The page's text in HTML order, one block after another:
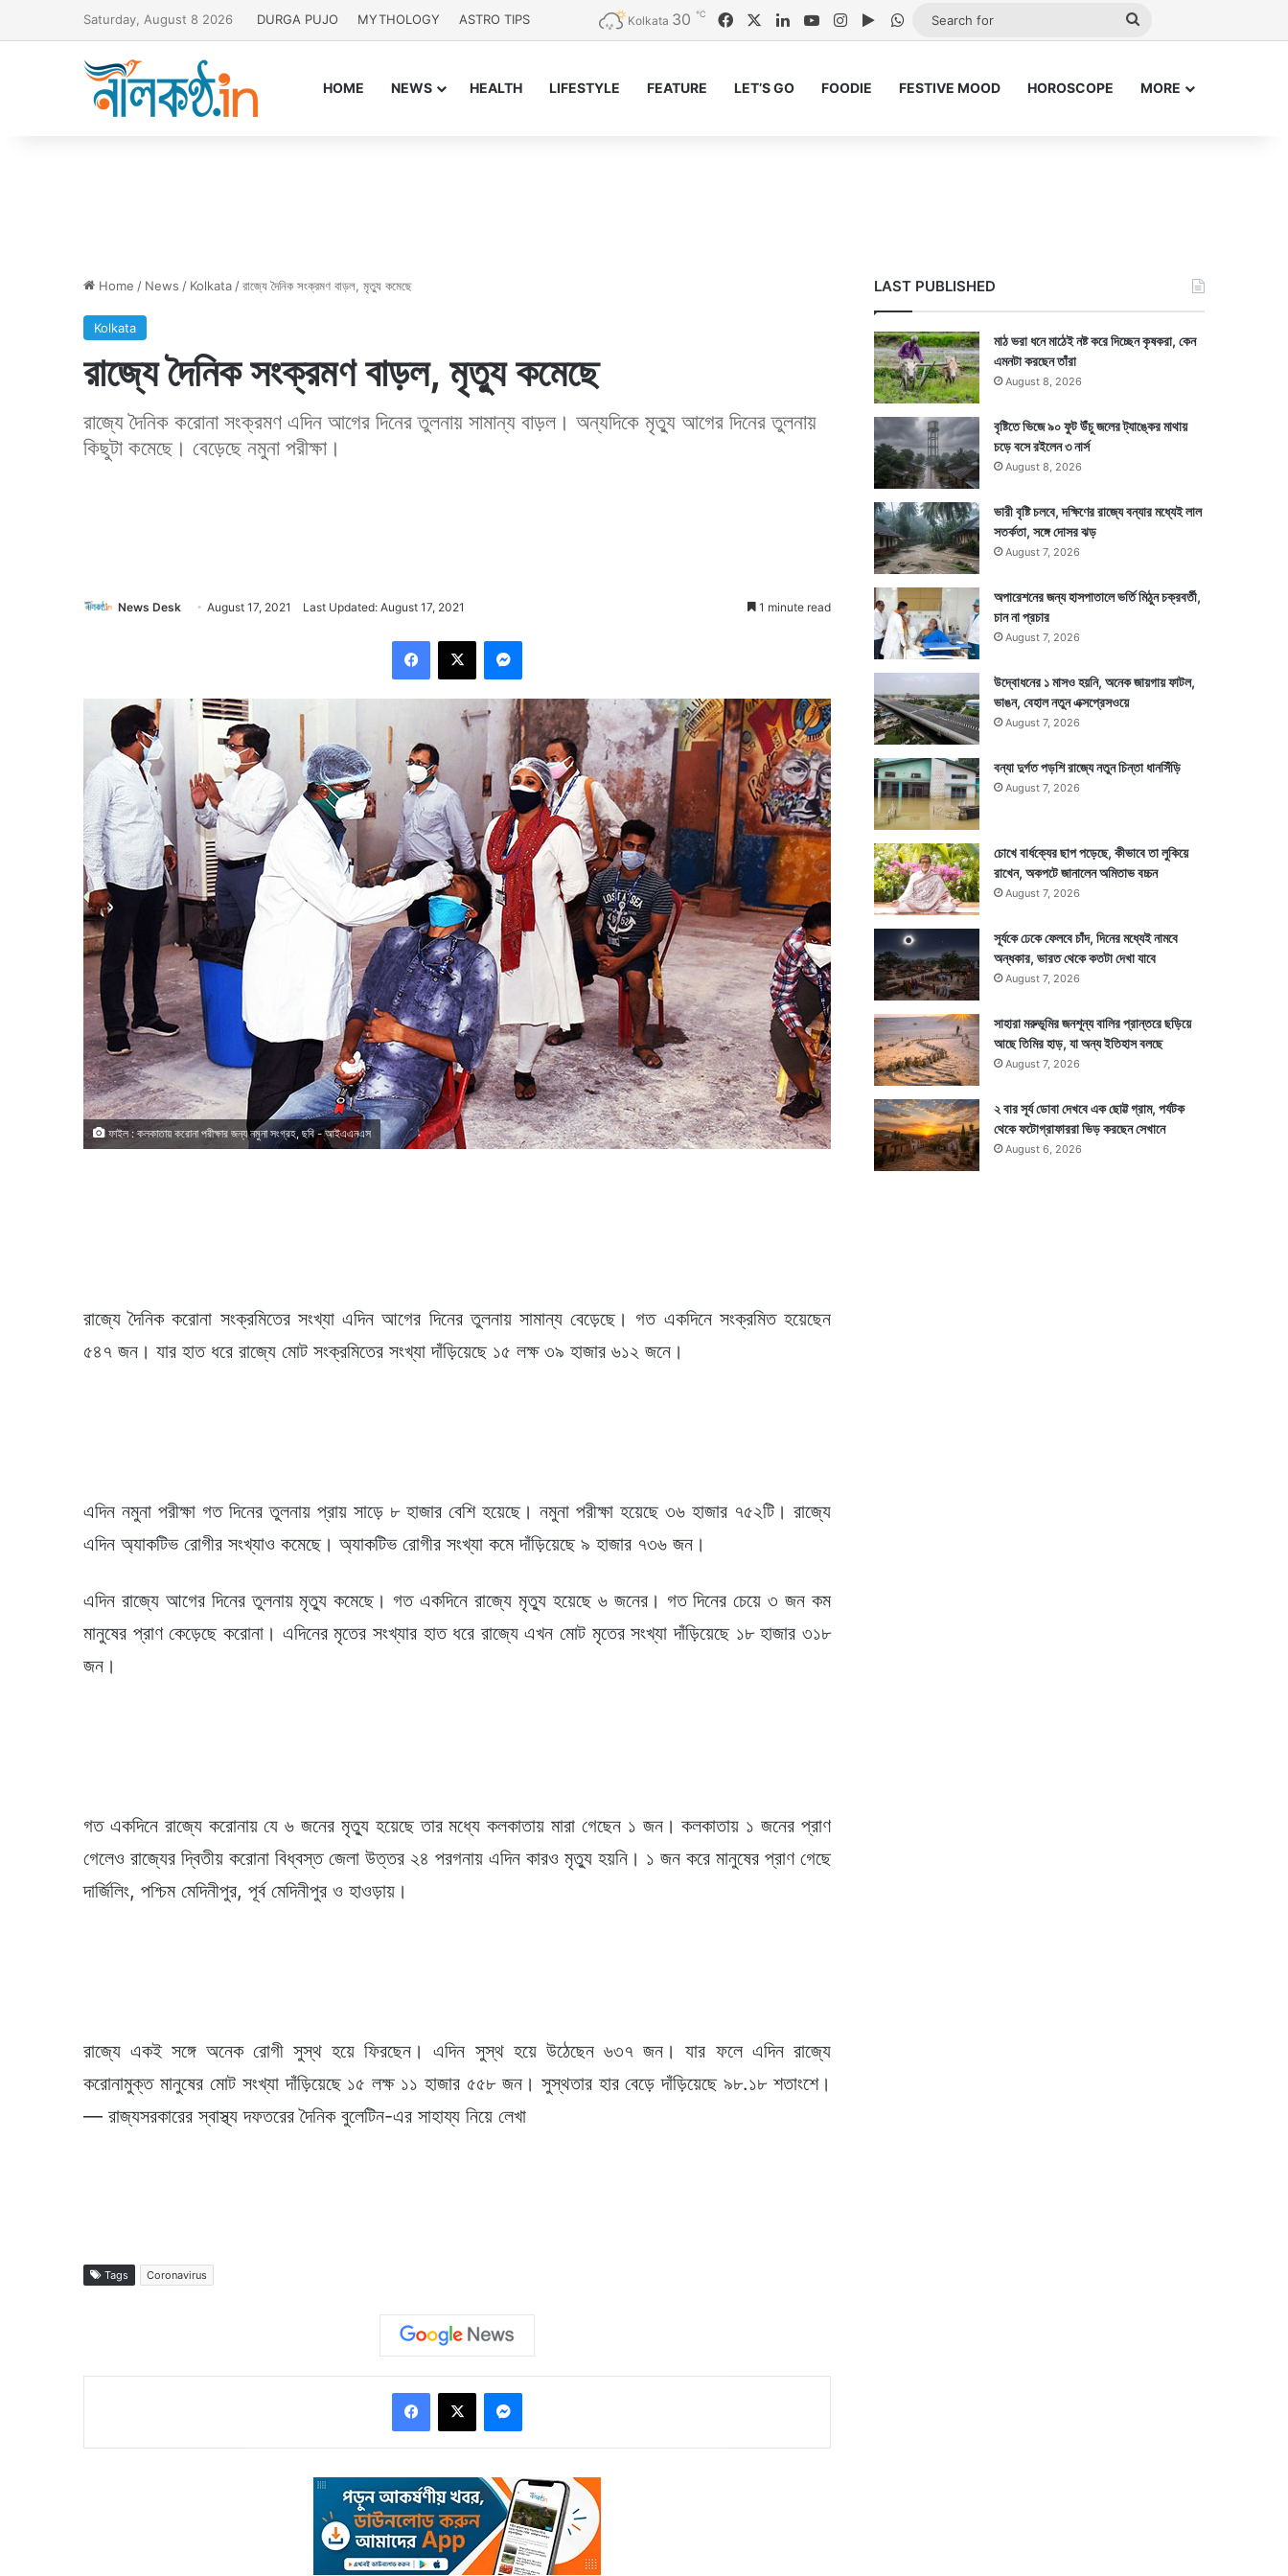
Saturday, August 8 2026 DURGA PUJO MYTHOLOGY ASTRO TIPS Kolkata 30 ℃ FacebookLinkedInYouTubeInstagramGoogle Play
WhatsApp
Search
HOME NEWS HEALTH LIFESTYLE FEATURE LET’S GO FOODIE FESTIVE MOOD HOROSCOPE MORE
Home / News / Kolkata /রাজ্যে দৈনিক সংক্রমণ বাড়ল, মৃত্যু কমেছে
Kolkata
রাজ্যে দৈনিক সংক্রমণ বাড়ল, মৃত্যু কমেছে
রাজ্যে দৈনিক করোনা সংক্রমণ এদিন আগের দিনের তুলনায় সামান্য বাড়ল। অন্যদিকে মৃত্যু আগের দিনের তুলনায়
কিছুটা কমেছে। বেড়েছে নমুনা পরীক্ষা।
News Desk August 17, 2021 Last Updated: August 17, 2021 1 minute read
ফাইল : কলকাতায় করোনা পরীক্ষার জন্য নমুনা সংগ্রহ, ছবি - আইএএনএস
রাজ্যে দৈনিক করোনা সংক্রমিতের সংখ্যা এদিন আগের দিনের তুলনায় সামান্য বেড়েছে। গত একদিনে সংক্রমিত হয়েছেন
৫৪৭ জন। যার হাত ধরে রাজ্যে মোট সংক্রমিতের সংখ্যা দাঁড়িয়েছে ১৫ লক্ষ ৩৯ হাজার ৬১২ জনে।
এদিন নমুনা পরীক্ষা গত দিনের তুলনায় প্রায় সাড়ে ৮ হাজার বেশি হয়েছে। নমুনা পরীক্ষা হয়েছে ৩৬ হাজার ৭৫২টি। রাজ্যে
এদিন অ্যাকটিভ রোগীর সংখ্যাও কমেছে। অ্যাকটিভ রোগীর সংখ্যা কমে দাঁড়িয়েছে ৯ হাজার ৭৩৬ জন।
এদিন রাজ্যে আগের দিনের তুলনায় মৃত্যু কমেছে। গত একদিনে রাজ্যে মৃত্যু হয়েছে ৬ জনের। গত দিনের চেয়ে ৩ জন কম
মানুষের প্রাণ কেড়েছে করোনা। এদিনের মৃতের সংখ্যার হাত ধরে রাজ্যে এখন মোট মৃতের সংখ্যা দাঁড়িয়েছে ১৮ হাজার ৩১৮
জন।
গত একদিনে রাজ্যে করোনায় যে ৬ জনের মৃত্যু হয়েছে তার মধ্যে কলকাতায় মারা গেছেন ১ জন। কলকাতায় ১ জনের প্রাণ
গেলেও রাজ্যের দ্বিতীয় করোনা বিধ্বস্ত জেলা উত্তর ২৪ পরগনায় এদিন কারও মৃত্যু হয়নি। ১ জন করে মানুষের প্রাণ গেছে
দার্জিলিং, পশ্চিম মেদিনীপুর, পূর্ব মেদিনীপুর ও হাওড়ায়।
রাজ্যে একই সঙ্গে অনেক রোগী সুস্থ হয়ে ফিরছেন। এদিন সুস্থ হয়ে উঠেছেন ৬৩৭ জন। যার ফলে এদিন রাজ্যে
করোনামুক্ত মানুষের মোট সংখ্যা দাঁড়িয়েছে ১৫ লক্ষ ১১ হাজার ৫৫৮ জন। সুস্থতার হার বেড়ে দাঁড়িয়েছে ৯৮.১৮ শতাংশে।
— রাজ্যসরকারের স্বাস্থ্য দফতরের দৈনিক বুলেটিন-এর সাহায্য নিয়ে লেখা
Tags Coronavirus
LAST PUBLISHED
মাঠ ভরা ধনে মাঠেই নষ্ট করে দিচ্ছেন কৃষকরা, কেন
এমনটা করছেন তাঁরা
August 8, 2026
বৃষ্টিতে ভিজে ৯০ ফুট উঁচু জলের ট্যাঙ্কের মাথায়
চড়ে বসে রইলেন ৩ নার্স
August 8, 2026
ভারী বৃষ্টি চলবে, দক্ষিণের রাজ্যে বন্যার মধ্যেই লাল
সতর্কতা, সঙ্গে দোসর ঝড়
August 7, 2026
অপারেশনের জন্য হাসপাতালে ভর্তি মিঠুন চক্রবর্তী,
চান না প্রচার
August 7, 2026
উদ্বোধনের ১ মাসও হয়নি, অনেক জায়গায় ফাটল,
ভাঙন, বেহাল নতুন এক্সপ্রেসওয়ে
August 7, 2026
বন্যা দুর্গত পড়শি রাজ্যে নতুন চিন্তা ধানসিঁড়ি
August 7, 2026
চোখে বার্ধক্যের ছাপ পড়েছে, কীভাবে তা লুকিয়ে
রাখেন, অকপটে জানালেন অমিতাভ বচ্চন
August 7, 2026
সূর্যকে ঢেকে ফেলবে চাঁদ, দিনের মধ্যেই নামবে
অন্ধকার, ভারত থেকে কতটা দেখা যাবে
August 7, 2026
সাহারা মরুভূমির জনশূন্য বালির প্রান্তরে ছড়িয়ে
আছে তিমির হাড়, যা অন্য ইতিহাস বলছে
August 7, 2026
২ বার সূর্য ডোবা দেখবে এক ছোট্ট গ্রাম, পর্যটক
থেকে ফটোগ্রাফাররা ভিড় করছেন সেখানে
August 6, 2026